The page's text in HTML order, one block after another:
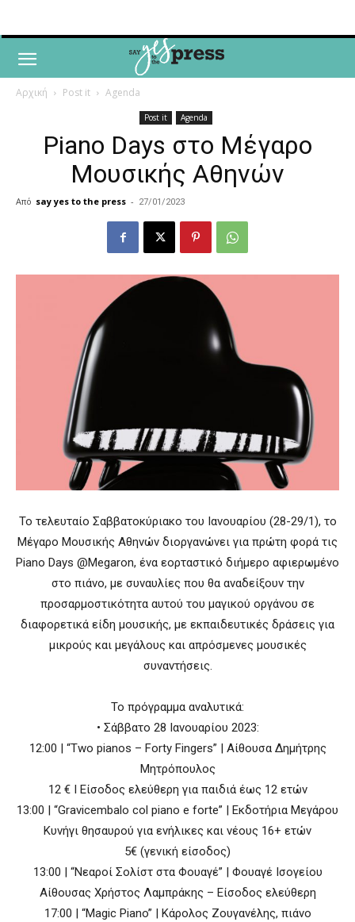
Αρχική Post it Agenda
Post it Agenda
Piano Days στο Μέγαρο
Μουσικής Αθηνών
Από say yes to the press - 27/01/2023
Το τελευταίο Σαββατοκύριακο του Ιανουαρίου (28-29/1), το
Μέγαρο Μουσικής Αθηνών διοργανώνει για πρώτη φορά τις
Piano Days @Megaron, ένα εορταστικό διήμερο αφιερωμένο
στο πιάνο, με συναυλίες που θα αναδείξουν την
προσαρμοστικότητα αυτού του μαγικού οργάνου σε
διαφορετικά είδη μουσικής, με εκπαιδευτικές δράσεις για
μικρούς και μεγάλους και απρόσμενες μουσικές
συναντήσεις.
Το πρόγραμμα αναλυτικά:
• Σάββατο 28 Ιανουαρίου 2023:
12:00 | “Two pianos – Forty Fingers” | Αίθουσα Δημήτρης
Μητρόπουλος
12 € Ι Είσοδος ελεύθερη για παιδιά έως 12 ετών
13:00 | “Gravicembalo col piano e forte” | Εκδοτήρια Μεγάρου
Κυνήγι θησαυρού για ενήλικες και νέους 16+ ετών
5€ (γενική είσοδος)
13:00 | “Nεαροί Σολίστ στα Φουαγέ” | Φουαγέ Ισογείου
Αίθουσας Χρήστος Λαμπράκης – Eίσοδος ελεύθερη
17:00 | “Magic Piano” | Kάρολος Ζουγανέλης, πιάνο